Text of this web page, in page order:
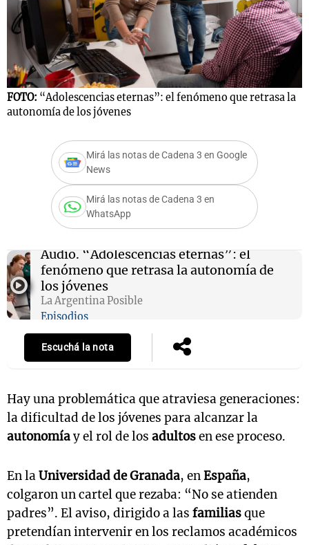
FOTO: “Adolescencias eternas”: el fenómeno que retrasa la
autonomía de los jóvenes
Mirá las notas de Cadena 3 en Google
News
Mirá las notas de Cadena 3 en
WhatsApp
Audio. “Adolescencias eternas”: el
fenómeno que retrasa la autonomía de
los jóvenes
La Argentina Posible
Episodios
Escuchá la nota
Hay una problemática que atraviesa generaciones:
la dificultad de los jóvenes para alcanzar la
autonomíay el rol de los adultosen ese proceso.
En laUniversidad de Granada, enEspaña,
colgaron un cartel que rezaba: “No se atienden
padres”. El aviso, dirigido a las familiasque
pretendían intervenir en los reclamos académicos
Notas
Mundial 2026
Notas
La Sole en
Cadena 3